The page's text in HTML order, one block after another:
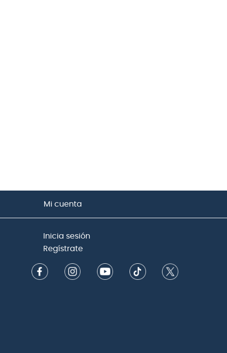
Mi cuenta
Inicia sesión
Regístrate